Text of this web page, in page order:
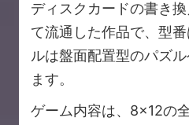
ディスクカードの書き
て流通した作品で、型
ルは盤面配置型のパズ
ます。
ゲーム内容は、8×12の